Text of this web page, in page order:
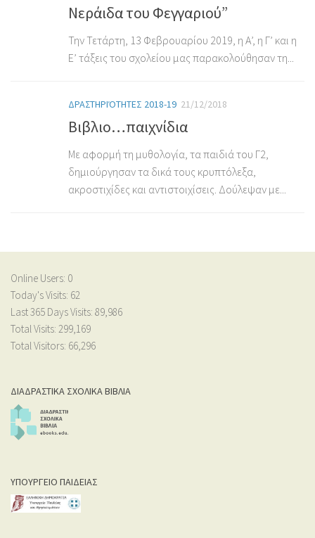
Νεράιδα του Φεγγαριού”
Την Τετάρτη, 13 Φεβρουαρίου 2019, η Α’, η Γ’ και η
Ε’ τάξεις του σχολείου μας παρακολούθησαν τη...
ΔΡΑΣΤΗΡΙΌΤΗΤΕΣ 2018-19 21/12/2018
Βιβλιο…παιχνίδια
Με αφορμή τη μυθολογία, τα παιδιά του Γ2,
δημιούργησαν τα δικά τους κρυπτόλεξα,
ακροστιχίδες και αντιστοιχίσεις. Δούλεψαν με...
Online Users: 0
Today's Visits: 62
Last 365 Days Visits: 89,986
Total Visits: 299,169
Total Visitors: 66,296
ΔΙΑΔΡΑΣΤΙΚΑ ΣΧΟΛΙΚΑ ΒΙΒΛΙΑ
ΥΠΟΥΡΓΕΙΟ ΠΑΙΔΕΙΑΣ